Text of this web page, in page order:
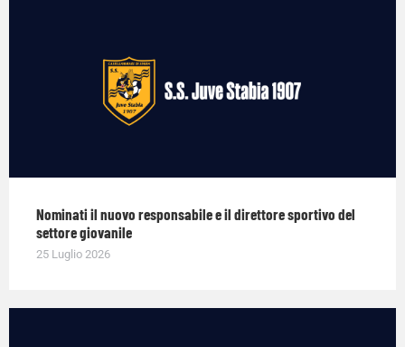
Nominati il nuovo responsabile e il direttore sportivo del
settore giovanile
25 Luglio 2026